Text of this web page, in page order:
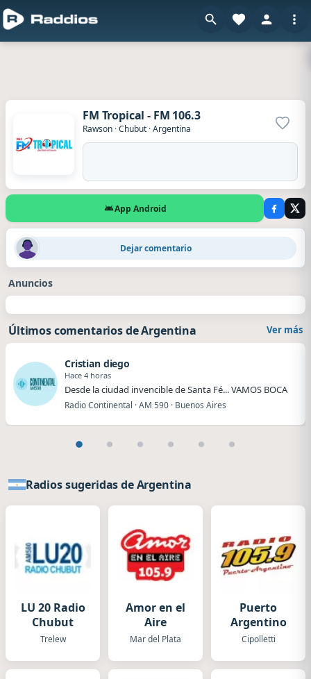
FM Tropical - FM 106.3
Rawson ·Chubut ·Argentina
App Android
participo Ricardo 348Dejar comentario
Anuncios
Últimos comentarios de Argentina Ver más
Cristian diego
Hace 4 horas
Desde la ciudad invencible de Santa Fé... VAMOS BOCA
Radio Continental · AM 590 · Buenos Aires
Radios sugeridas de Argentina
LU 20 Radio
Chubut
Trelew
Amor en el
Aire
Mar del Plata
Puerto
Argentino
Cipolletti